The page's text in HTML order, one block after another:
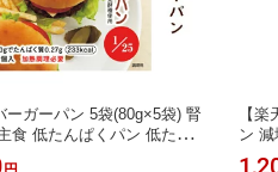
ーガーパン 5袋(80g×5袋) 腎
食 低たんぱくパン 低たんぱ
タンパク バイオテックジャ
【
ン
カッ